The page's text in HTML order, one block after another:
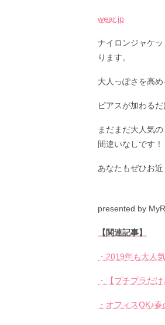
wear.jp
ナイロンジャケ
ります。
大人っぽさを高
ピアスが加わる
まだまだ大人気
間違いなしです！
あなたもぜひお近
presented by
【関連記事】
・2019年も大人
・【プチプラだ
・オフィスOK♪